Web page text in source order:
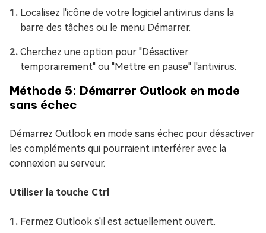
Localisez l'icône de votre logiciel antivirus dans la
barre des tâches ou le menu Démarrer.
Cherchez une option pour "Désactiver
temporairement" ou "Mettre en pause" l'antivirus.
Méthode 5: Démarrer Outlook en mode
sans échec
Démarrez Outlook en mode sans échec pour désactiver
les compléments qui pourraient interférer avec la
connexion au serveur.
Utiliser la touche Ctrl
Fermez Outlook s'il est actuellement ouvert.